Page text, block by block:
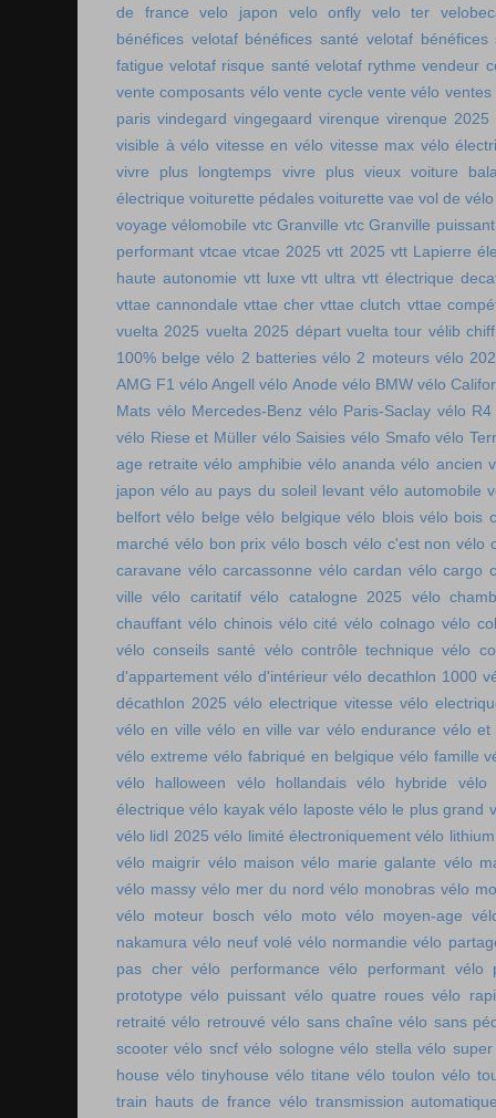
de france
velo japon velo onfly velo ter
bénéfices velotaf bénéfices santé velotaf
fatigue velotaf risque santé velotaf rythme vendeur
vente composants vélo vente cycle vente vélo ventes
paris vindegard vingegaard virenque virenque 2025
visible à vélo vitesse en vélo vitesse max vélo
vivre plus longtemps
vivre plus vieux voiture
électrique voiturette pédales voiturette vae vol de
voyage vélomobile vtc Granville vtc Granville puissant
performant vtcae vtcae 2025 vtt 2025 vtt Lapierre
haute autonomie vtt luxe vtt ultra vtt électrique
vttae cannondale vttae cher vttae clutch vttae
vuelta 2025 vuelta 2025 départ vuelta tour vélib
100% belge vélo 2 batteries vélo 2 moteurs vélo
AMG F1 vélo Angell vélo Anode vélo BMW vélo
Mats vélo Mercedes-Benz vélo Paris-Saclay vélo R4
vélo Riese et Müller vélo Saisies vélo Smafo vélo
age retraite vélo amphibie vélo ananda vélo ancien
japon vélo au pays du soleil levant vélo automobile
belfort vélo belge vélo belgique vélo blois vélo bois
marché vélo bon prix vélo bosch vélo c'est non vélo
caravane vélo carcassonne vélo cardan vélo cargo
ville vélo caritatif vélo catalogne 2025
vélo
chauffant vélo chinois vélo cité vélo colnago vélo
vélo conseils santé vélo contrôle technique vélo
d'appartement vélo d'intérieur vélo decathlon 1000
décathlon 2025 vélo electrique vitesse vélo
vélo en ville vélo en ville var vélo endurance vélo et
vélo extreme vélo fabriqué en belgique vélo famille
vélo halloween
vélo hollandais vélo hybride
vélo
électrique vélo kayak vélo laposte vélo le plus grand
vélo lidl 2025 vélo limité électroniquement vélo lithium
vélo maigrir vélo maison vélo marie galante vélo
vélo massy vélo mer du nord vélo monobras vélo
vélo moteur bosch vélo moto vélo moyen-age
nakamura vélo neuf volé vélo normandie vélo
pas cher vélo performance vélo performant vélo
prototype vélo puissant vélo quatre roues vélo
retraité vélo retrouvé vélo sans chaîne vélo sans
scooter vélo sncf vélo sologne vélo stella vélo
house vélo tinyhouse vélo titane vélo toulon vélo
train hauts de france vélo transmission